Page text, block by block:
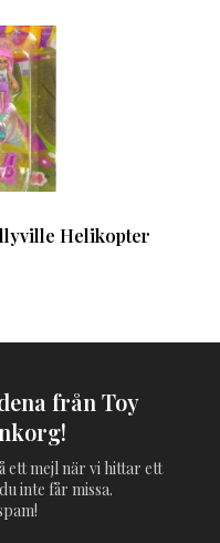
Helikopter
från Toy
ett mejl när vi hittar ett
inte får missa.